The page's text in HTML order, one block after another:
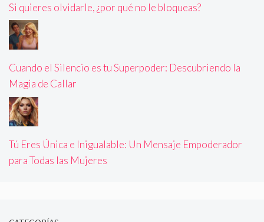
Si quieres olvidarle, ¿por qué no le bloqueas?
Cuando el Silencio es tu Superpoder: Descubriendo la
Magia de Callar
Tú Eres Única e Inigualable: Un Mensaje Empoderador
para Todas las Mujeres